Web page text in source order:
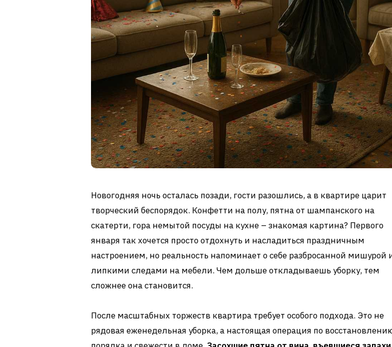
Новогодняя ночь осталась позади, гости разошлись, а в квартире царит
творческий беспорядок. Конфетти на полу, пятна от шампанского на
скатерти, гора немытой посуды на кухне – знакомая картина? Первого
января так хочется просто отдохнуть и насладиться праздничным
настроением, но реальность напоминает о себе разбросанной мишурой
липкими следами на мебели. Чем дольше откладываешь уборку, тем
сложнее она становится.
После масштабных торжеств квартира требует особого подхода. Это не
рядовая еженедельная уборка, а настоящая операция по